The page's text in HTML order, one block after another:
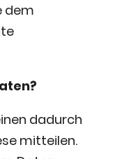
dem
dadurch
mitteilen.